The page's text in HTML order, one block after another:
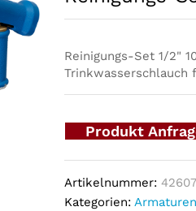
Reinigungs-Set 1/2"
Trinkwasserschlauch
Produkt
Artikelnummer:
Kategorien: Armaturen